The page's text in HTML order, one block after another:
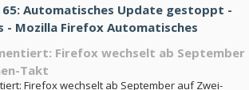
Automatisches Update gestoppt -
- Mozilla Firefox Automatisches
Firefox wechselt ab September
Takt
Firefox wechselt ab September auf Zwei-